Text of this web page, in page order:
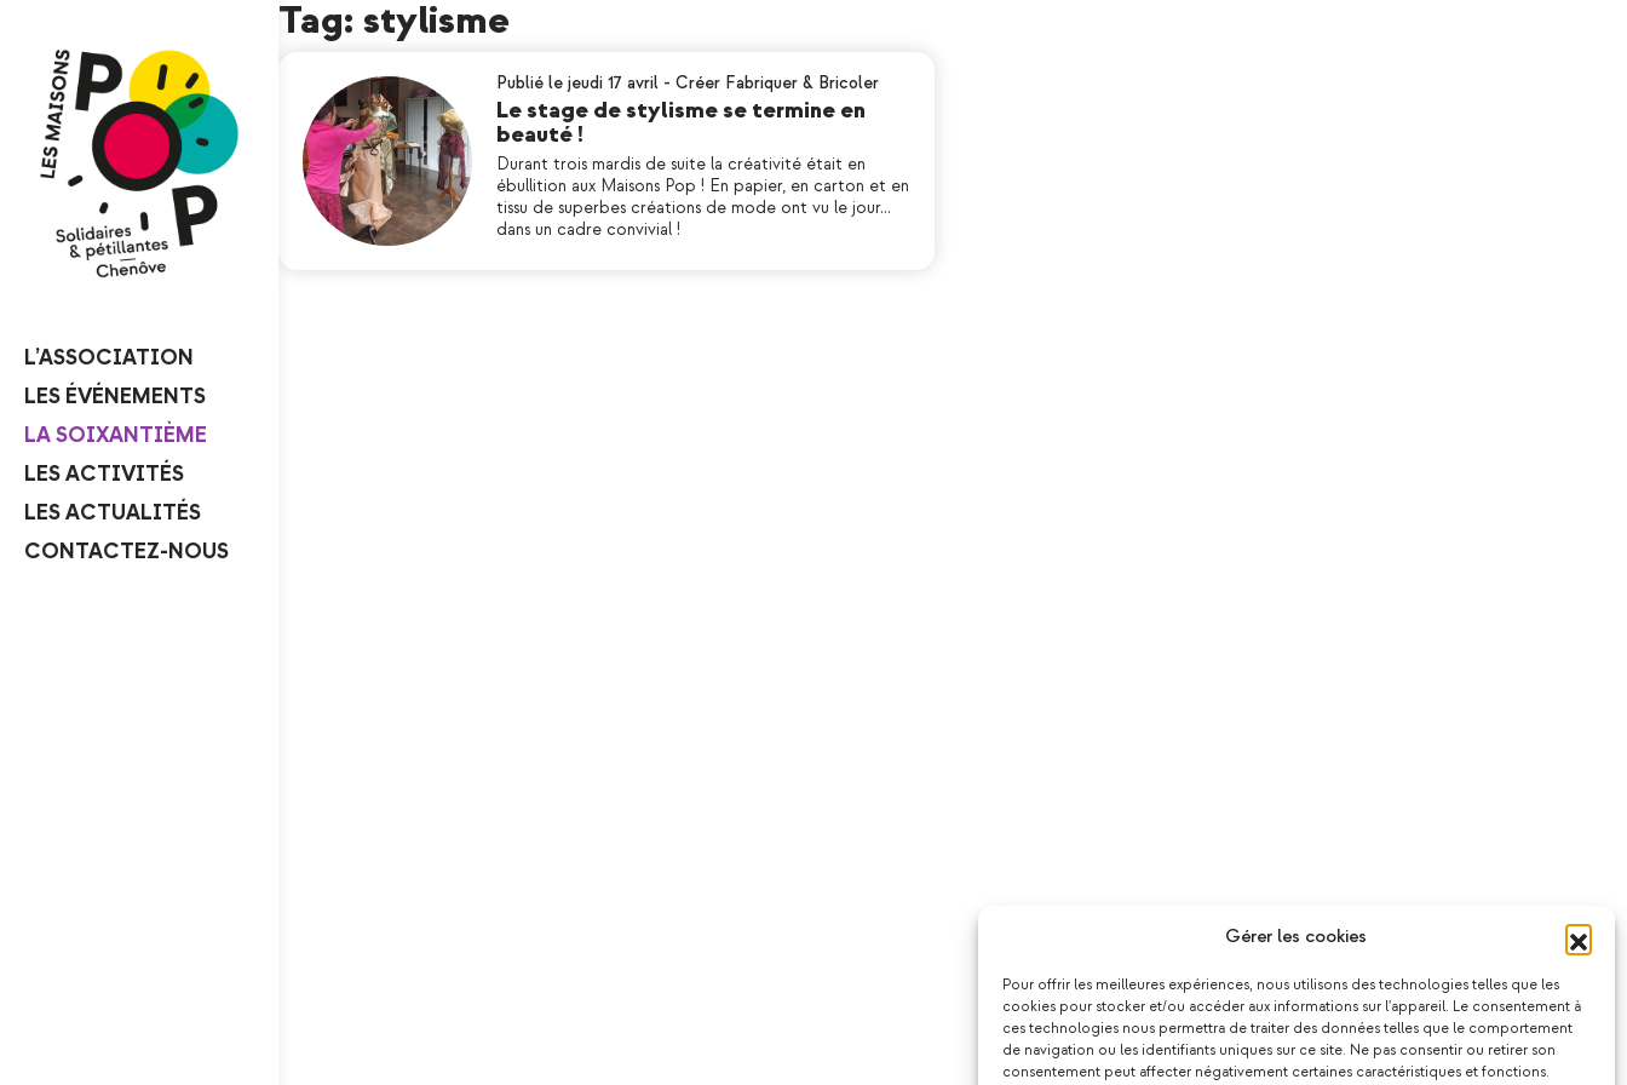
Gérer les cookies
Pour offrir les meilleures expériences, nous utilisons des technologies telles que les
cookies pour stocker et/ou accéder aux informations sur l'appareil. Le consentement à
ces technologies nous permettra de traiter des données telles que le comportement
de navigation ou les identifiants uniques sur ce site. Ne pas consentir ou retirer son
consentement peut affecter négativement certaines caractéristiques et fonctions.
L’ASSOCIATION
LES ÉVÉNEMENTS
LA SOIXANTIÈME
LES ACTIVITÉS
LES ACTUALITÉS
CONTACTEZ-NOUS
Tag: stylisme
Publié le jeudi 17 avril - Créer Fabriquer & Bricoler
Le stage de stylisme se termine en
beauté !
Durant trois mardis de suite la créativité était en
ébullition aux Maisons Pop ! En papier, en carton et en
tissu de superbes créations de mode ont vu le jour…
dans un cadre convivial !